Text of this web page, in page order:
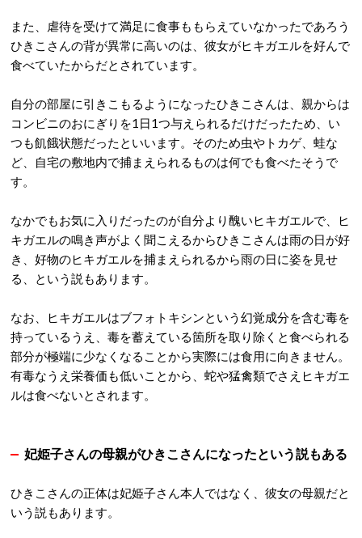
また、虐待を受けて満足に食事ももらえていなかったであろう
ひきこさんの背が異常に高いのは、彼女がヒキガエルを好んで
食べていたからだとされています。
自分の部屋に引きこもるようになったひきこさんは、親からは
コンビニのおにぎりを1日1つ与えられるだけだったため、い
つも飢餓状態だったといいます。そのため虫やトカゲ、蛙な
ど、自宅の敷地内で捕まえられるものは何でも食べたそうで
す。
なかでもお気に入りだったのが自分より醜いヒキガエルで、ヒ
キガエルの鳴き声がよく聞こえるからひきこさんは雨の日が好
き、好物のヒキガエルを捕まえられるから雨の日に姿を見せ
る、という説もあります。
なお、ヒキガエルはブフォトキシンという幻覚成分を含む毒を
持っているうえ、毒を蓄えている箇所を取り除くと食べられる
部分が極端に少なくなることから実際には食用に向きません。
有毒なうえ栄養価も低いことから、蛇や猛禽類でさえヒキガエ
ルは食べないとされます。
妃姫子さんの母親がひきこさんになったという説もある
ひきこさんの正体は妃姫子さん本人ではなく、彼女の母親だと
いう説もあります。